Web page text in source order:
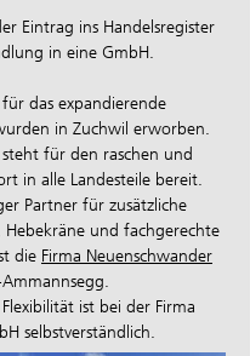
Eintrag ins Handelsregister
in eine GmbH.
das expandierende
in Zuchwil erworben.
für den raschen und
in alle Landesteile bereit.
Partner für zusätzliche
und fachgerechte
die Firma Neuenschwander
ist bei der Firma
selbstverständlich.